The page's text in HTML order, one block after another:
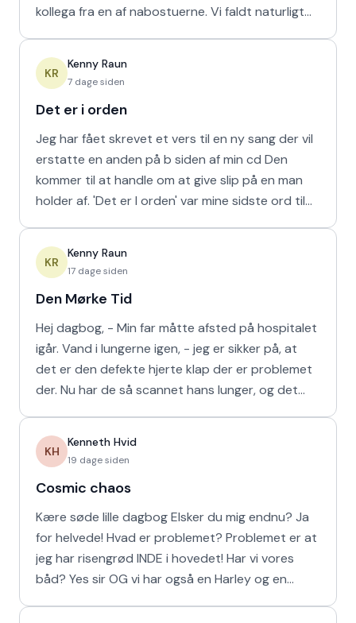
kollega fra en af nabostuerne. Vi faldt naturligt
KR
Kenny Raun
7 dage siden
Det er i orden
Jeg har fået skrevet et vers til en ny sang der vil
erstatte en anden på b siden af min cd Den
kommer til at handle om at give slip på en man
holder af. 'Det er I orden' var mine sidste ord til
KR
Kenny Raun
17 dage siden
Den Mørke Tid
Hej dagbog, - Min far måtte afsted på hospitalet
igår. Vand i lungerne igen, - jeg er sikker på, at
det er den defekte hjerte klap der er problemet
der. Nu har de så scannet hans lunger, og det
KH
Kenneth Hvid
19 dage siden
Cosmic chaos
Kære søde lille dagbog Elsker du mig endnu? Ja
for helvede! Hvad er problemet? Problemet er at
jeg har risengrød INDE i hovedet! Har vi vores
båd? Yes sir OG vi har også en Harley og en